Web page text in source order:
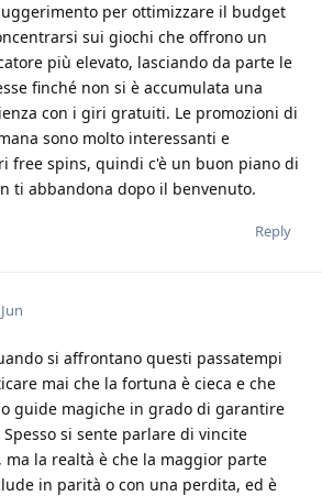
per ottimizzare il budget
sui giochi che offrono un
più elevato, lasciando da parte le
finché non si è accumulata una
con i giri gratuiti. Le promozioni di
sono molto interessanti e
free spins, quindi c'è un buon piano di
ti abbandona dopo il benvenuto.
Reply
si affrontano questi passatempi
mai che la fortuna è cieca e che
guide magiche in grado di garantire
si sente parlare di vincite
la realtà è che la maggior parte
in parità o con una perdita, ed è